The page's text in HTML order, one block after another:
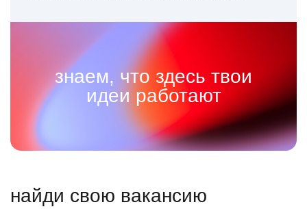
знаем, что здесь твои
идеи работают
найди свою вакансию